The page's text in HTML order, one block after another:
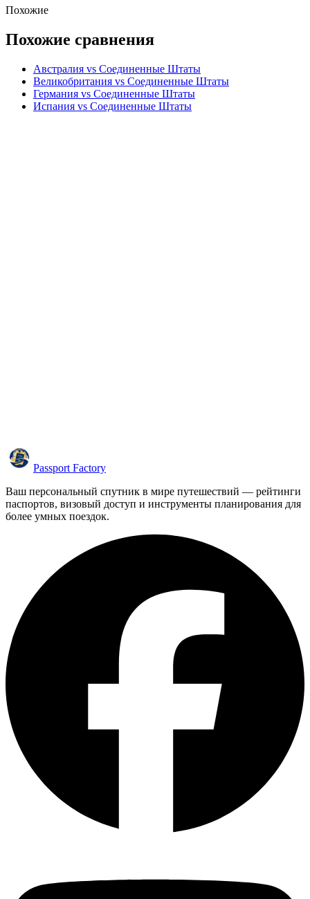
Похожие
Похожие сравнения
Австралия vs Соединенные Штаты
Великобритания vs Соединенные Штаты
Германия vs Соединенные Штаты
Испания vs Соединенные Штаты
Passport Factory
Ваш персональный спутник в мире путешествий — рейтинги
паспортов, визовый доступ и инструменты планирования для
более умных поездок.